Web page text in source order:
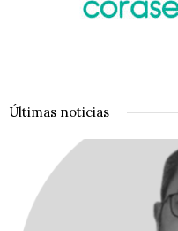
Últimas noticias